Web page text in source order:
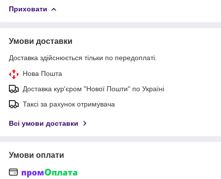
Приховати
Умови доставки
Доставка здійснюється тільки по передоплаті.
Нова Пошта
Доставка кур'єром "Нової Пошти" по Україні
Таксі за рахунок отримувача
Всі умови доставки
Умови оплати